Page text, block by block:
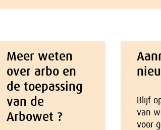
Meer weten
over arbo en
de toepassing
van de
Arbowet ?
Blijf
van
voor